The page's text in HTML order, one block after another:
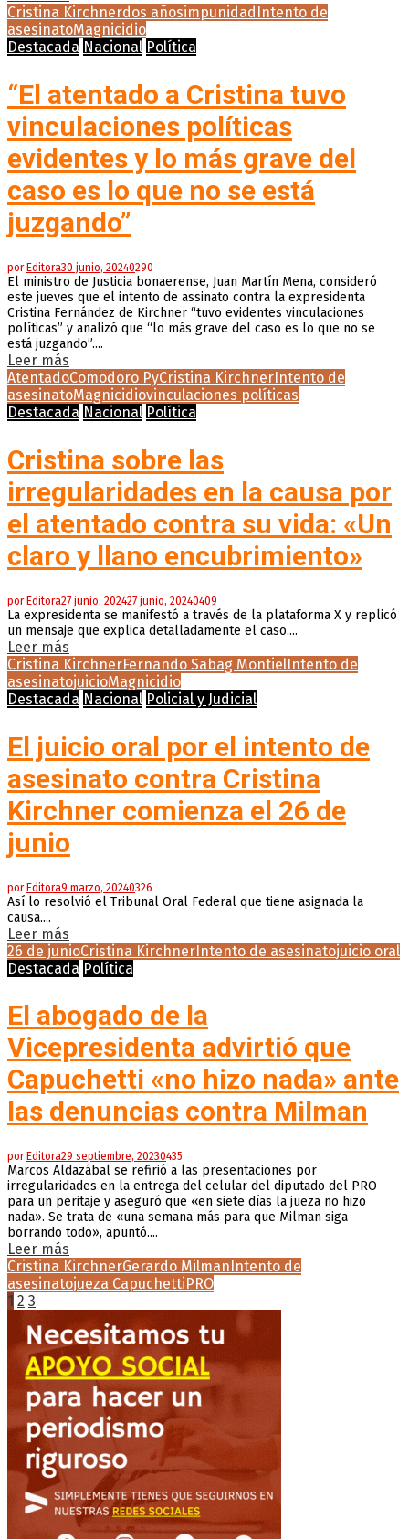
Cristina Kirchnerdos añosimpunidad Intento de
asesinatoMagnicidio
Destacada Nacional Política
“El atentado a Cristina tuvo
vinculaciones políticas
evidentes y lo más grave del
caso es lo que no se está
juzgando”
por Editora30 junio, 20240290
El ministro de Justicia bonaerense, Juan Martín Mena, consideró
este jueves que el intento de assinato contra la expresidenta
Cristina Fernández de Kirchner “tuvo evidentes vinculaciones
políticas” y analizó que “lo más grave del caso es lo que no se
está juzgando”....
Leer más
AtentadoComodoro PyCristina KirchnerIntento de
asesinatoMagnicidiovinculaciones políticas
Destacada Nacional Política
Cristina sobre las
irregularidades en la causa por
el atentado contra su vida: «Un
claro y llano encubrimiento»
porEditora27 junio, 202427 junio, 20240409
La expresidenta se manifestó a través de la plataforma X y replicó
un mensaje que explica detalladamente el caso....
Leer más
Cristina KirchnerFernando Sabag MontielIntento de
asesinatojuicioMagnicidio
Destacada Nacional Policial y Judicial
El juicio oral por el intento de
asesinato contra Cristina
Kirchner comienza el 26 de
junio
porEditora9 marzo, 20240326
Así lo resolvió el Tribunal Oral Federal que tiene asignada la
causa....
Leer más
26 de junioCristina KirchnerIntento de asesinatojuicio oral
Destacada Política
El abogado de la
Vicepresidenta advirtió que
Capuchetti «no hizo nada» ante
las denuncias contra Milman
por Editora29 septiembre, 20230435
Marcos Aldazábal se refirió a las presentaciones por
irregularidades en la entrega del celular del diputado del PRO
para un peritaje y aseguró que «en siete días la jueza no hizo
nada». Se trata de «una semana más para que Milman siga
borrando todo», apuntó....
Leer más
Cristina KirchnerGerardo Milman Intento de
asesinatojueza Capuchetti PRO
Paginación
de
entradas
1 2 3